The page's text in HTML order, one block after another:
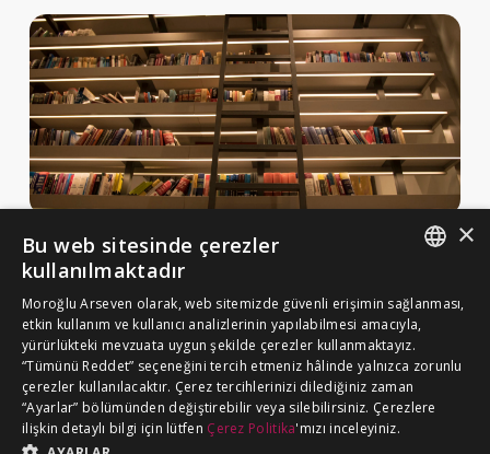
Haberler ve Yayınlar
MA Gazette
Kariyer
Çerez Politikası
BİZE ULAŞIN
TURKISH
×
Bu web sitesinde çerezler
kullanılmaktadır
Moroğlu Arseven olarak, web sitemizde güvenli erişimin sağlanması,
etkin kullanım ve kullanıcı analizlerinin yapılabilmesi amacıyla,
yürürlükteki mevzuata uygun şekilde çerezler kullanmaktayız.
“Tümünü Reddet” seçeneğini tercih etmeniz hâlinde yalnızca zorunlu
çerezler kullanılacaktır. Çerez tercihlerinizi dilediğiniz zaman
“Ayarlar” bölümünden değiştirebilir veya silebilirsiniz. Çerezlere
ilişkin detaylı bilgi için lütfen Çerez Politika'mızı inceleyiniz.